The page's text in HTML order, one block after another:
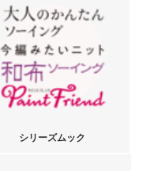
シリーズムック